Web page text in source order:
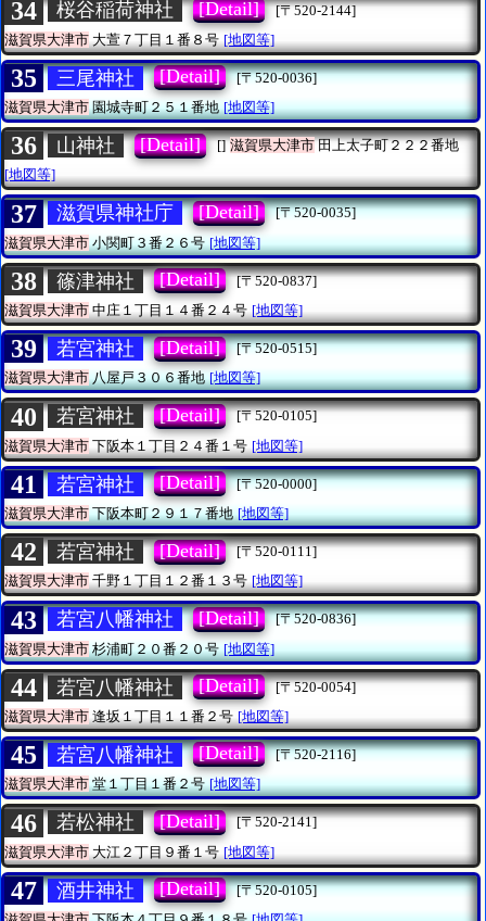
34 桜谷稲荷神社 [Detail]
[〒520-2144]
滋賀県大津市 大萱７丁目１番８号 [地図等]
35 三尾神社 [Detail]
[〒520-0036]
滋賀県大津市園城寺町２５１番地 [地図等]
36 山神社 [Detail] [] 滋賀県大津市田上太子町２２２番地
[地図等]
37 滋賀県神社庁 [Detail]
[〒520-0035]
滋賀県大津市小関町３番２６号 [地図等]
38 篠津神社 [Detail]
[〒520-0837]
滋賀県大津市中庄１丁目１４番２４号 [地図等]
39 若宮神社 [Detail]
[〒520-0515]
滋賀県大津市八屋戸３０６番地 [地図等]
40 若宮神社 [Detail]
[〒520-0105]
滋賀県大津市 下阪本１丁目２４番１号 [地図等]
41 若宮神社 [Detail]
[〒520-0000]
滋賀県大津市下阪本町２９１７番地 [地図等]
42 若宮神社 [Detail]
[〒520-0111]
滋賀県大津市千野１丁目１２番１３号 [地図等]
43 若宮八幡神社 [Detail]
[〒520-0836]
滋賀県大津市杉浦町２０番２０号 [地図等]
44 若宮八幡神社 [Detail]
[〒520-0054]
滋賀県大津市逢坂１丁目１１番２号 [地図等]
45 若宮八幡神社 [Detail]
[〒520-2116]
滋賀県大津市堂１丁目１番２号 [地図等]
46 若松神社 [Detail]
[〒520-2141]
滋賀県大津市 大江２丁目９番１号 [地図等]
47 酒井神社 [Detail]
[〒520-0105]